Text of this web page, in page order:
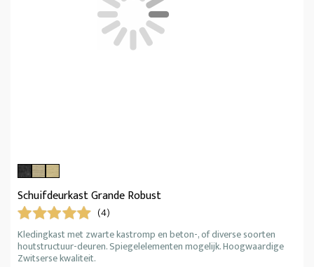
Schuifdeurkast Grande Robust
(4)
Kledingkast met zwarte kastromp en beton-, of diverse soorten
houtstructuur-deuren. Spiegelelementen mogelijk. Hoogwaardige
Zwitserse kwaliteit.